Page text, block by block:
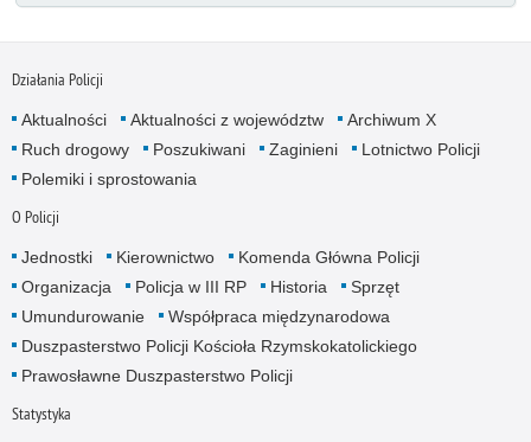
Działania Policji
Aktualności Aktualności z województw
Archiwum X
Ruch drogowy
Poszukiwani Zaginieni
Lotnictwo Policji
Polemiki i sprostowania
O Policji
Jednostki Kierownictwo
Komenda Główna Policji
Organizacja
Policja w III RP Historia
Sprzęt
Umundurowanie
Współpraca międzynarodowa
Duszpasterstwo Policji Kościoła Rzymskokatolickiego
Prawosławne Duszpasterstwo Policji
Statystyka